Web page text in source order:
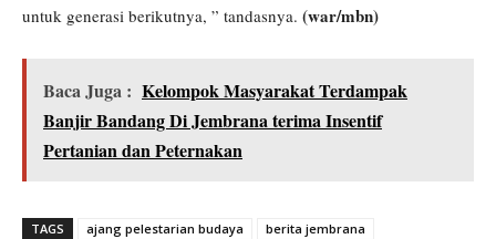
untuk generasi berikutnya, ” tandasnya. (war/mbn)
Baca Juga : Kelompok Masyarakat Terdampak
Banjir Bandang Di Jembrana terima Insentif
Pertanian dan Peternakan
TAGS ajang pelestarian budaya
berita jembrana